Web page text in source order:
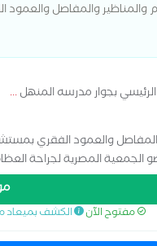
والمناظير والمفاصل
بجوار مدرسه المنهل...
والعمود الفقري
المصرية لجراحة
مفتوح الآن الكشف بميعاد